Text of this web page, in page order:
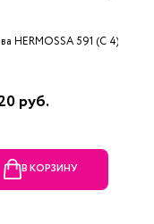
HERMOSSA 591 (C 4)
руб.
В КОРЗИНУ